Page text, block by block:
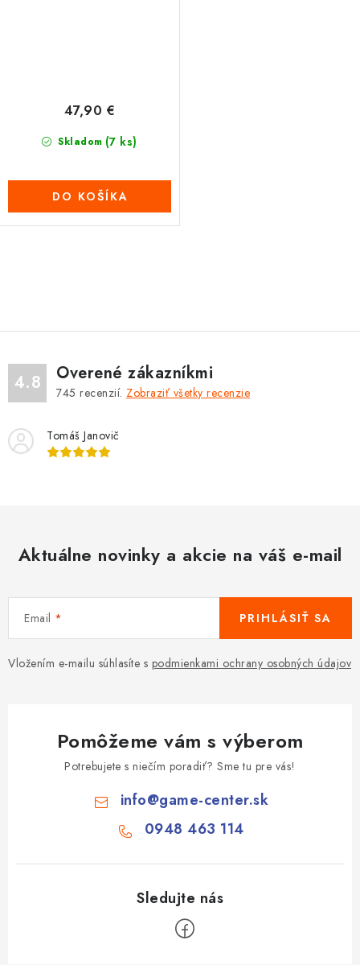
Skladom (7 ks)
47,90 €
DO KOŠÍKA
á
d
a
c
e
u
4.8 Overené zákazníkmi
745 recenzií. Zobraziť všetky recenzie
Tomáš Janovič
Aktuálne novinky a akcie na váš e-mail
Email
Vložením e-mailu súhlasíte s podmienkami ochrany osobných údajov
PRIHLÁSIŤ SA
Pomôžeme vám s výberom
Potrebujete s niečím poradiť? Sme tu pre vás!
info@game-center.sk
0948 463 114